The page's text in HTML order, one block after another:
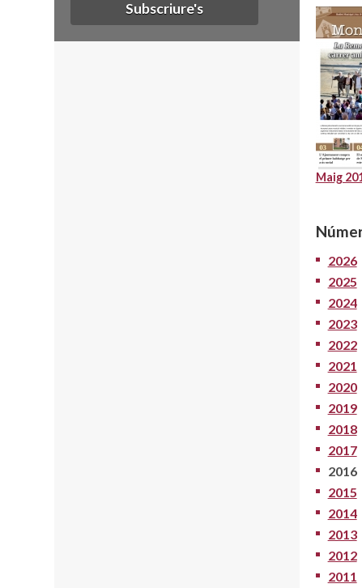
Maig
2026
2025
2024
2023
2022
2021
2020
2019
2018
2017
2016
2015
2014
2013
2012
2011
Subscriure's